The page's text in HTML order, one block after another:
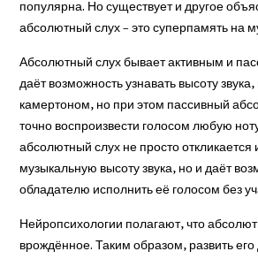
популярна. Но существует и другое
абсолютный слух – это суперпамять на
Абсолютный слух бывает активным и
даёт возможность узнавать высоту
камертоном, но при этом пассивный
точно воспроизвести голосом любую
абсолютный слух не просто
музыкальную высоту звука, но и даёт
обладателю исполнить её голосом без
Нейропсихологии полагают, что
врождённое. Таким образом, развить